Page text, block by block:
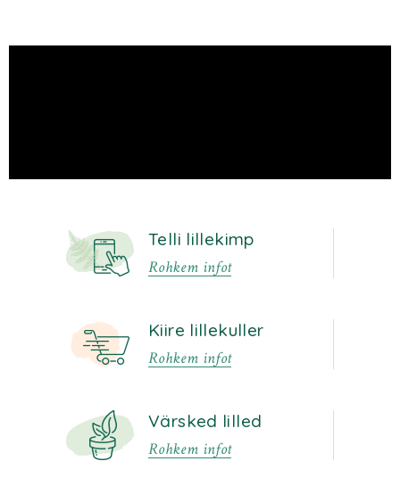
Telli lillekimp
Rohkem infot
Kiire lillekuller
Rohkem infot
Värsked lilled
Rohkem infot